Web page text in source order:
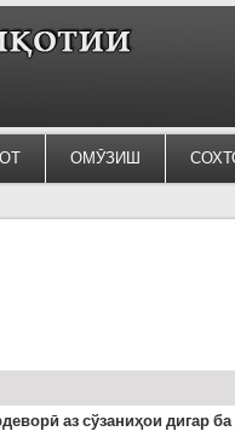
ОМӮЗИШ
аз сўзаниҳои дигар